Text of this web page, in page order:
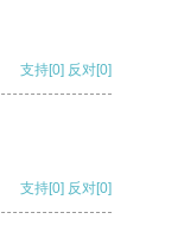
支持[0] 反对[0]
支持[0] 反对[0]